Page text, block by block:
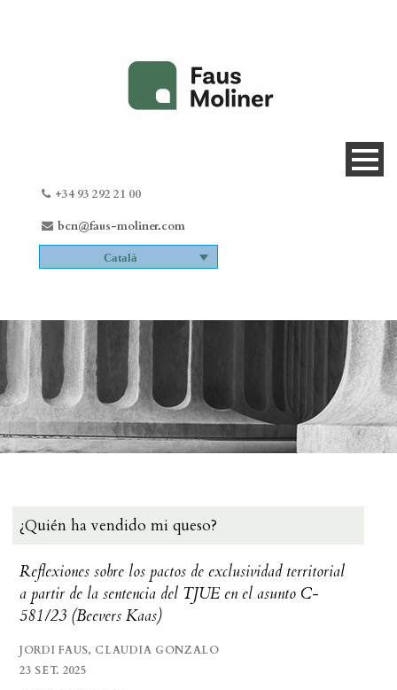
+34 93 292 21 00
bcn@faus-moliner.com
Català
¿Quién ha vendido mi queso?
Reflexiones sobre los pactos de exclusividad territorial
a partir de la sentencia del TJUE en el asunto C-
581/23 (Beevers Kaas)
JORDI FAUS, CLAUDIA GONZALO
23 SET. 2025